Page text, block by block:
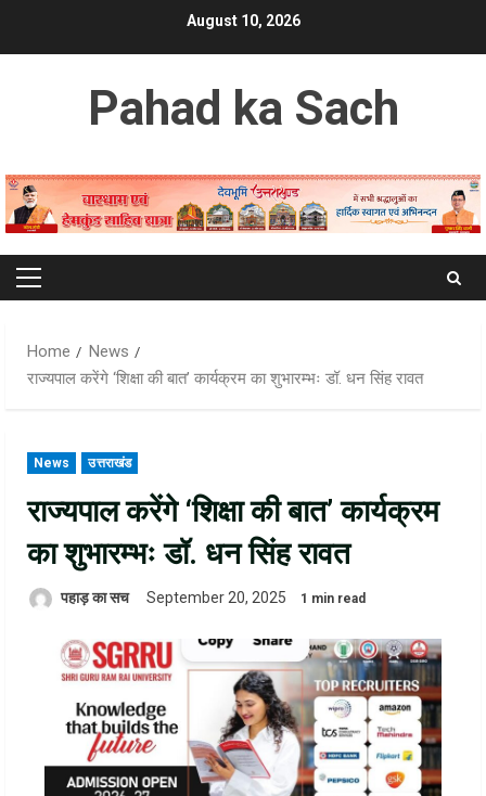
August 10, 2026
Pahad ka Sach
Primary
Home
News
राज्यपाल करेंगे ‘शिक्षा की बात’ कार्यक्रम का शुभारम्भः डॉ. धन सिंह रावत
News उत्तराखंड
राज्यपाल करेंगे ‘शिक्षा की बात’ कार्यक्रम
का शुभारम्भः डॉ. धन सिंह रावत
पहाड़ का सच September 20, 2025 1 min read